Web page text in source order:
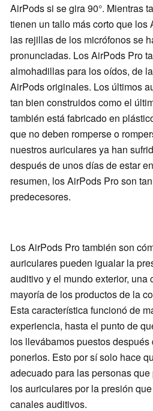
AirPods si se gira 90°. Mientras
tienen un tallo más corto que los
las rejillas de los micrófonos se
pronunciadas. Los AirPods Pro
almohadillas para los oídos, de
AirPods originales. Los últimos
tan bien construidos como el
también está fabricado en
que no deben romperse o
nuestros auriculares ya han
después de unos días de estar
resumen, los AirPods Pro son
predecesores.
Los AirPods Pro también son
auriculares pueden igualar la
auditivo y el mundo exterior, una
mayoría de los productos de la
Esta característica funcionó de
experiencia, hasta el punto de
los llevábamos puestos
ponerlos. Esto por sí solo hace
adecuado para las personas
los auriculares por la presión
canales auditivos.